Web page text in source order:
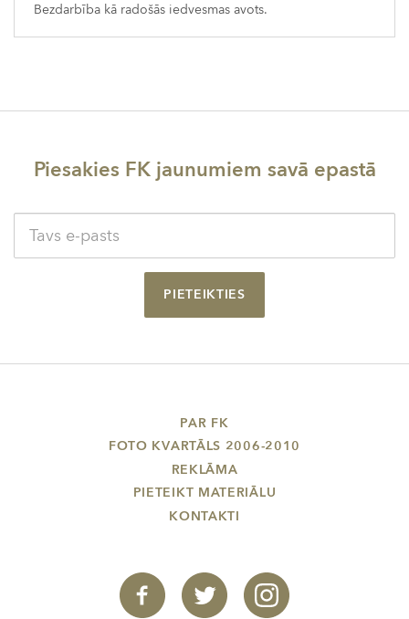
Bezdarbība kā radošās iedvesmas avots.
Piesakies FK jaunumiem savā epastā
PIETEIKTIES
PAR FK
FOTO KVARTĀLS 2006-2010
REKLĀMA
PIETEIKT MATERIĀLU
KONTAKTI